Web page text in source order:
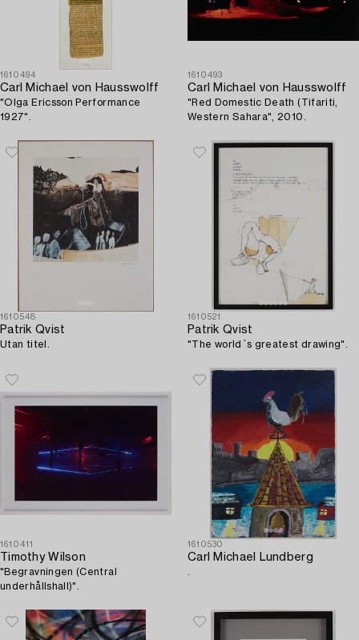
1610494
Carl Michael von Hausswolff
"Olga Ericsson Performance
1927".
1610493
Carl Michael von Hausswolff
"Red Domestic Death (Tifariti,
Western Sahara", 2010.
1610548
Patrik Qvist
Utan titel.
1610521
Patrik Qvist
"The world´s greatest drawing".
1610411
Timothy Wilson
"Begravningen (Central
underhållshall)".
1610530
Carl Michael Lundberg